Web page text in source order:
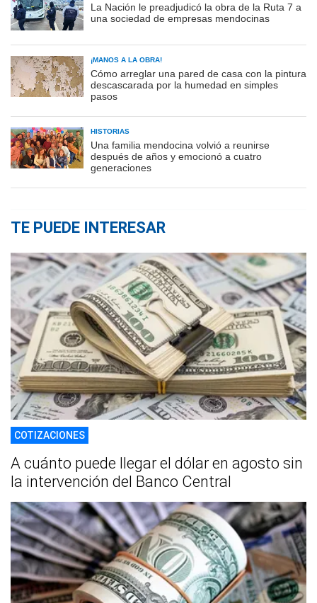
La Nación le preadjudicó la obra de la Ruta 7 a
una sociedad de empresas mendocinas
¡MANOS A LA OBRA!
Cómo arreglar una pared de casa con la pintura
descascarada por la humedad en simples
pasos
HISTORIAS
Una familia mendocina volvió a reunirse
después de años y emocionó a cuatro
generaciones
TE PUEDE INTERESAR
COTIZACIONES
A cuánto puede llegar el dólar en agosto sin
la intervención del Banco Central